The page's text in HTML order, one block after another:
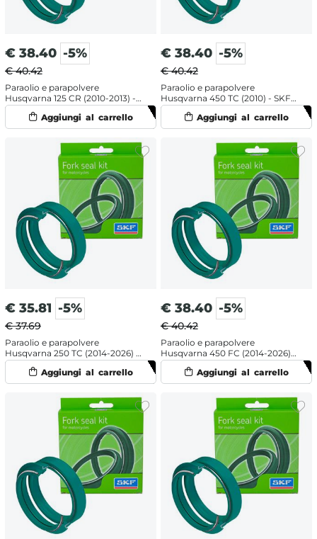
€ 38.40 -5%
€ 40.42
Paraolio e parapolvere
Husqvarna 125 CR (2010-2013) -
SKF doppia mescola
€ 38.40 -5%
€ 40.42
Paraolio e parapolvere
Husqvarna 450 TC (2010) - SKF
doppia mescola
€ 35.81 -5%
€ 37.69
Paraolio e parapolvere
Husqvarna 250 TC (2014-2026) -
SKF labbro doppio
€ 38.40 -5%
€ 40.42
Paraolio e parapolvere
Husqvarna 450 FC (2014-2026) -
SKF doppia mescola